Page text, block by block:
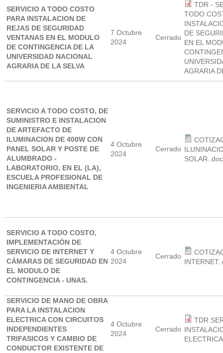
SERVICIO A TODO COSTO
PARA INSTALACION DE
REJAS DE SEGURIDAD
VENTANAS EN EL MODULO
DE CONTINGENCIA DE LA
UNIVERSIDAD NACIONAL
AGRARIA DE LA SELVA
7 Octubre
2024
Cerrado
TDR -
TODO
DE
EN EL
AGRARIA
SERVICIO A TODO COSTO, DE
SUMINISTRO E INSTALACION
DE ARTEFACTO DE
ILUMINACION DE 400W CON
PANEL SOLAR Y POSTE DE
ALUMBRADO -
LABORATORIO, EN EL (LA),
ESCUELA PROFESIONAL DE
INGENIERIA AMBIENTAL
4 Octubre
2024
Cerrado
SERVICIO A TODO COSTO,
IMPLEMENTACIÓN DE
SERVICIO DE INTERNET Y
CÁMARAS DE SEGURIDAD EN
EL MODULO DE
CONTINGENCIA - UNAS.
4 Octubre
2024
Cerrado
SERVICIO DE MANO DE OBRA
PARA LA INSTALACION
ELECTRICA CON CIRCUITOS
INDEPENDIENTES
TRIFASICOS Y CAMBIO DE
CONDUCTOR EXISTENTE DE
4 Octubre
2024
Cerrado
TDR